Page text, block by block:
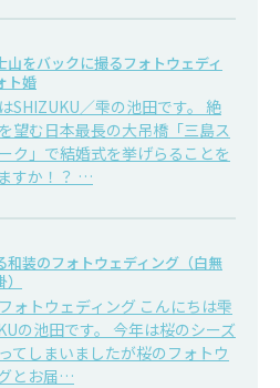
山をバックに撮るフォトウェディ
ト婚
SHIZUKU／雫の池田です。 絶
望む日本最長の大吊橋「三島ス
ク」で結婚式を挙げらることを
すか！？ …
和装のフォトウェディング（白無
ォトウェディング こんにちは雫
の池田です。 今年は桜のシーズ
てしまいましたが桜のフォトウ
とお届…